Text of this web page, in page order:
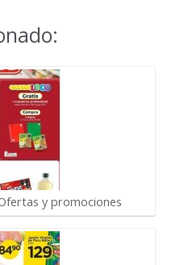
y promociones